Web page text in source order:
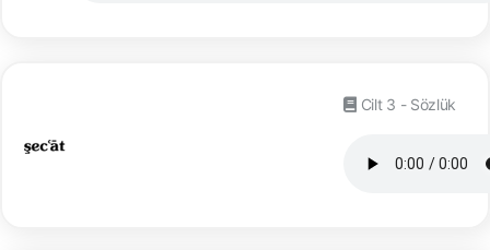
Cilt 3 - Sözlük